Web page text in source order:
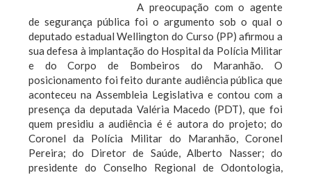
A preocupação com o agente
de segurança pública foi o argumento sob o qual o
deputado estadual Wellington do Curso (PP) afirmou a
sua defesa à implantação do Hospital da Polícia Militar
e do Corpo de Bombeiros do Maranhão. O
posicionamento foi feito durante audiência pública que
aconteceu na Assembleia Legislativa e contou com a
presença da deputada Valéria Macedo (PDT), que foi
quem presidiu a audiência é é autora do projeto; do
Coronel da Polícia Militar do Maranhão, Coronel
Pereira; do Diretor de Saúde, Alberto Nasser; do
presidente do Conselho Regional de Odontologia,